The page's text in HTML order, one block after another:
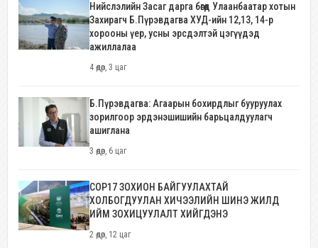
Нийслэлийн Засаг дарга бөгөөд Улаанбаатар хотын
Захирагч Б.Пүрэвдагва ХУД-ийн 12,13, 14-р
хорооны үер, усны эрсдэлтэй цэгүүдэд
ажиллалаа
4 өдөр, 3 цаг
Б.Пүрэвдагва: Агаарын бохирдлыг бууруулах
зорилгоор эрдэнэшишийн барьцалдуулагч
ашиглана
3 өдөр, 6 цаг
COP17 ЗОХИОН БАЙГУУЛАХТАЙ
ХОЛБОГДУУЛАН ХИЧЭЭЛИЙН ШИНЭ ЖИЛД
ИЙМ ЗОХИЦУУЛАЛТ ХИЙГДЭНЭ
2 өдөр, 12 цаг